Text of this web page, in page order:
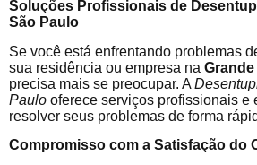
Soluções Profissionais de
São Paulo
Se você está enfrentando problemas
sua residência ou empresa na
precisa mais se preocupar. A
Paulo oferece serviços profissionais e
resolver seus problemas de forma
Compromisso com a Satisfação do